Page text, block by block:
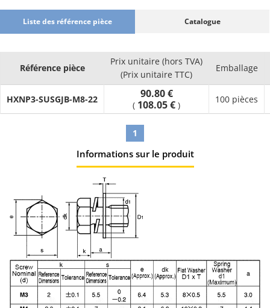
Liste des référence pièce Catalogue
Référence pièce
Prix unitaire (hors TVA)
(Prix unitaire TTC)
Emballage
HXNP3-SUSGJB-M8-22 90.80 €
( 108.05 € )
100 pièces
1
Informations sur le produit